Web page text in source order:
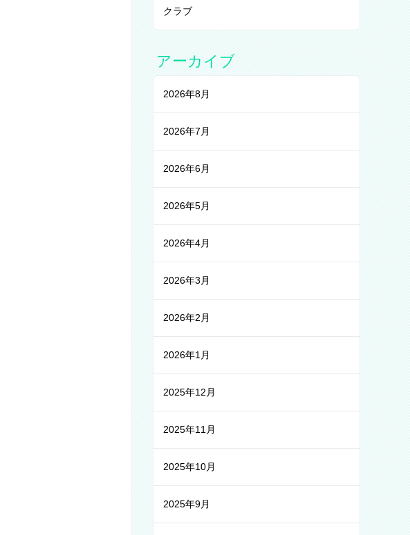
クラブ
アーカイブ
2026年8月
2026年7月
2026年6月
2026年5月
2026年4月
2026年3月
2026年2月
2026年1月
2025年12月
2025年11月
2025年10月
2025年9月